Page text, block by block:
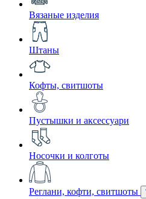
Вязаные изделия
Штаны
Кофты, свитшоты
Пустышки и аксессуари
Носочки и колготы
Реглани, кофти, свитшоты